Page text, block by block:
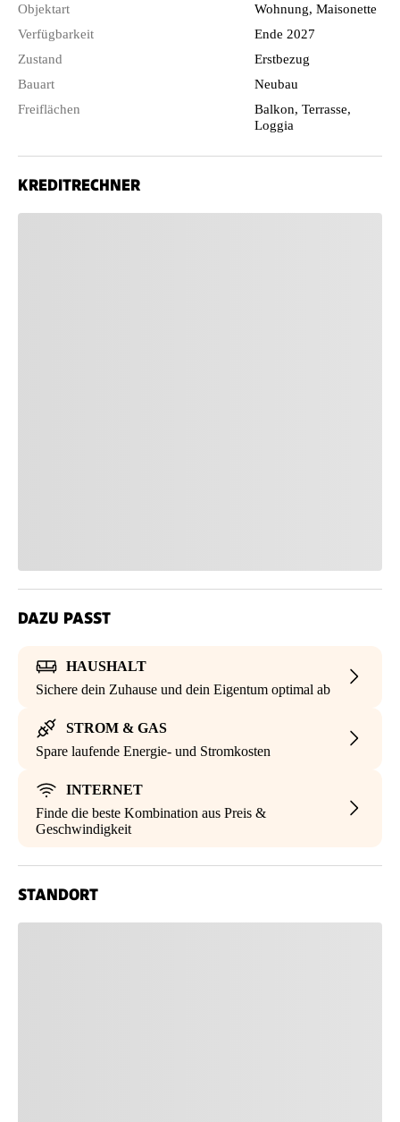
Objektart
Wohnung, Maisonette
Verfügbarkeit
Ende 2027
Zustand
Erstbezug
Bauart
Neubau
Freiflächen
Balkon, Terrasse,
Loggia
KREDITRECHNER
DAZU PASST
HAUSHALT
Sichere dein Zuhause und dein Eigentum optimal ab
STROM & GAS
Spare laufende Energie- und Stromkosten
INTERNET
Finde die beste Kombination aus Preis &
Geschwindigkeit
STANDORT